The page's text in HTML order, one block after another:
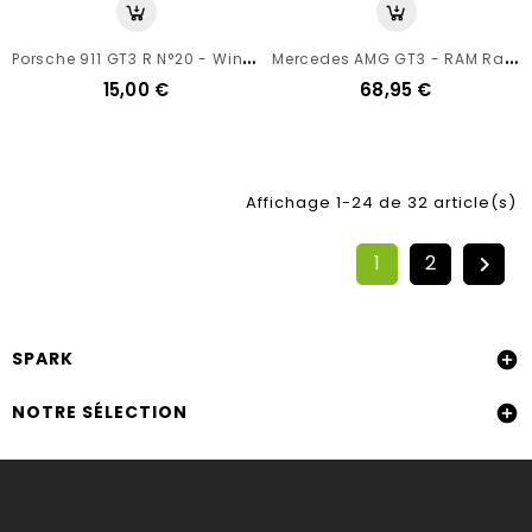
P
Orsche 911 GT3 R N°20 - Winner 24h Spa 2019 - Sparky 1/64
15,00 €
M
Ercedes AMG GT3 - RAM Racing N°74 - 24h Spa 2020 - Spark 1/43
68,95 €
Affichage 1-24 de 32 article(s)
1 2 
SPARK 
NOTRE SÉLECTION 